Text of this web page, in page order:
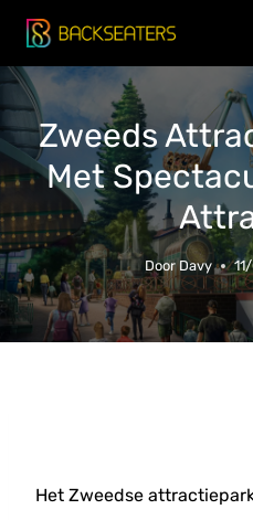
Doorgaan
naar
inhoud
Zweeds
Met
Door Davy
Het Zweedse